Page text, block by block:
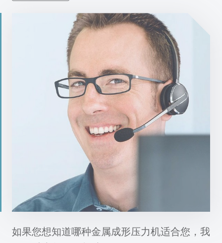
如果您想知道哪种金属成形压力机适合您，我